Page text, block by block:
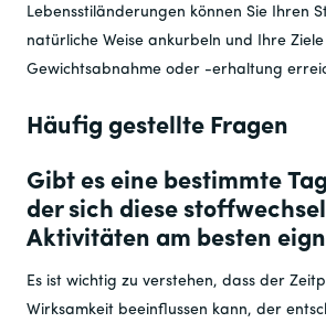
Lebensstiländerungen können Sie Ihren
natürliche Weise ankurbeln und Ihre
Gewichtsabnahme oder -erhaltung
Häufig gestellte Fragen
Gibt es eine bestimmte
der sich diese
Aktivitäten am besten
Es ist wichtig zu verstehen, dass der
Wirksamkeit beeinflussen kann, der